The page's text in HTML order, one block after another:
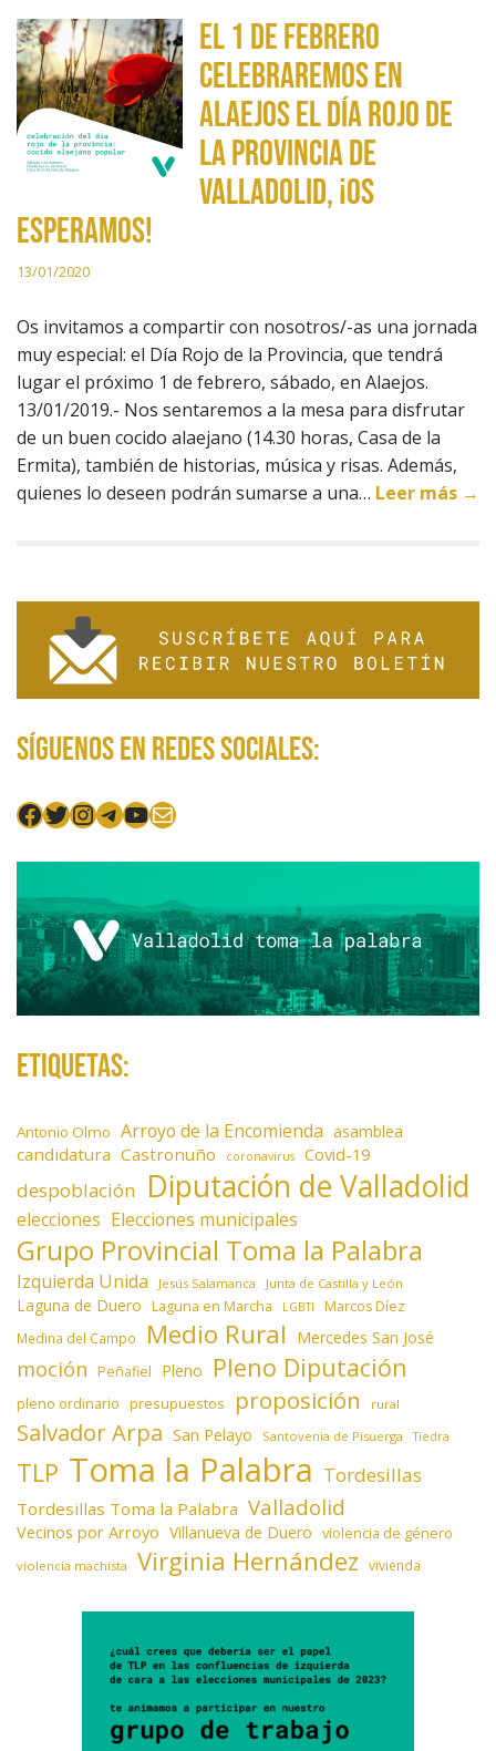
El 1 de febrero
celebraremos en
Alaejos el Día Rojo de
la Provincia de
Valladolid, ¡os
esperamos!
13/01/2020
Os invitamos a compartir con nosotros/-as una jornada
muy especial: el Día Rojo de la Provincia, que tendrá
lugar el próximo 1 de febrero, sábado, en Alaejos.
13/01/2019.- Nos sentaremos a la mesa para disfrutar
de un buen cocido alaejano (14.30 horas, Casa de la
Ermita), también de historias, música y risas. Además,
quienes lo deseen podrán sumarse a una… Leer más →
Síguenos en redes sociales:
Facebook
Twitter
Instagram
Telegram
YouTube
Mail
Etiquetas:
Antonio Olmo Arroyo de la Encomienda asamblea
candidatura Castronuño coronavirus Covid-19
despoblación Diputación de Valladolid
elecciones Elecciones municipales
Grupo Provincial Toma la Palabra
Izquierda Unida Jesús Salamanca Junta de Castilla y León
Laguna de Duero Laguna en Marcha LGBTI Marcos Díez
Medina del Campo Medio Rural Mercedes San José
moción Peñafiel Pleno Pleno Diputación
pleno ordinario presupuestos proposición rural
Salvador Arpa San Pelayo Santovenia de Pisuerga Tiedra
TLP Toma la Palabra Tordesillas
Tordesillas Toma la Palabra Valladolid
Vecinos por Arroyo Villanueva de Duero violencia de género
violencia machista Virginia Hernández vivienda